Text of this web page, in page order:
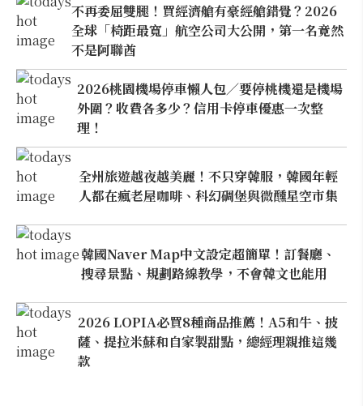
不再委屈雙腿！買經濟艙有豪經艙錯覺？2026
全球「椅距最寬」航空公司大公開，第一名竟然
不是阿聯酋
2026桃園機場停車懶人包／要停桃機還是機場
外圍？收費各多少？信用卡停車優惠一次整
理！
全州旅遊越夜越美麗！不只穿韓服，韓國年輕
人都在瘋老屋咖啡、科幻碉堡與微醺星空市集
韓國Naver Map中文設定超簡單！訂餐廳、
搜尋景點、規劃路線教學，不會韓文也能用
2026 LOPIA必買8種商品推薦！A5和牛、披
薩、提拉米蘇和自家製甜點，總經理親推這幾
款